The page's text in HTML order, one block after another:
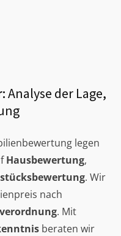
Analyse der Lage,
legen
Hausbewertung,
. Wir
nach
. Mit
beraten wir